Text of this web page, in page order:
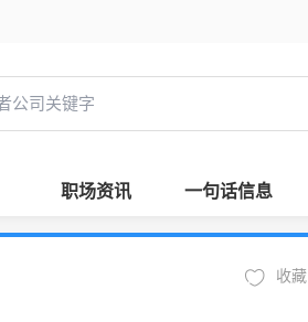
职场资讯 一句话信息
收藏